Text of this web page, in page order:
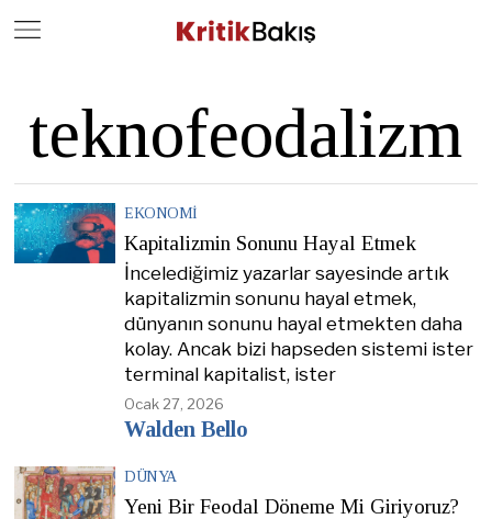
teknofeodalizm
EKONOMI
Kapitalizmin Sonunu Hayal Etmek
İncelediğimiz yazarlar sayesinde artık
kapitalizmin sonunu hayal etmek,
dünyanın sonunu hayal etmekten daha
kolay. Ancak bizi hapseden sistemi ister
terminal kapitalist, ister
Ocak 27, 2026
Walden Bello
DÜNYA
Yeni Bir Feodal Döneme Mi Giriyoruz?